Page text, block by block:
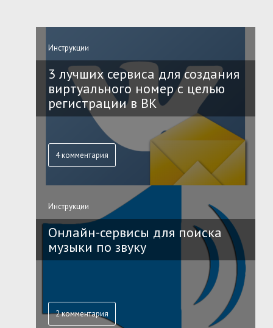
Инструкции
3 лучших сервиса для создания
виртуального номер с целью
регистрации в ВК
4 комментария
Инструкции
Онлайн-сервисы для поиска
музыки по звуку
2 комментария